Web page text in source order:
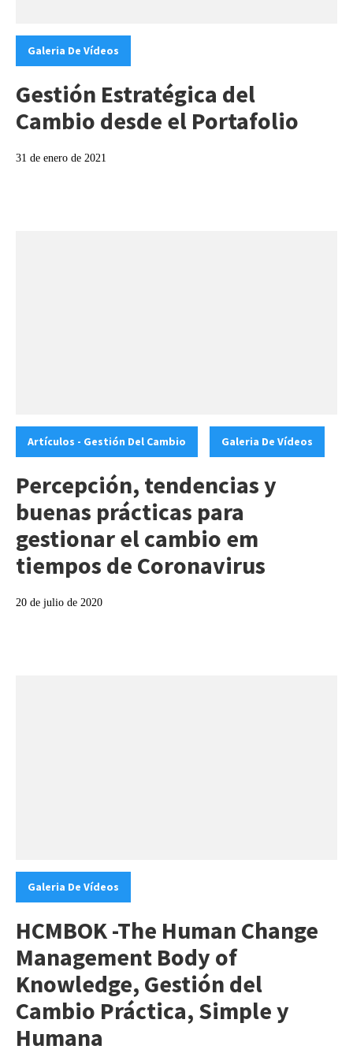
Categories:
Galeria De Vídeos
Gestión Estratégica del
Cambio desde el Portafolio
31 de enero de 2021
Categories:
Artículos - Gestión Del Cambio Galeria De Vídeos
Percepción, tendencias y
buenas prácticas para
gestionar el cambio em
tiempos de Coronavirus
20 de julio de 2020
Categories:
Galeria De Vídeos
HCMBOK -The Human Change
Management Body of
Knowledge, Gestión del
Cambio Práctica, Simple y
Humana